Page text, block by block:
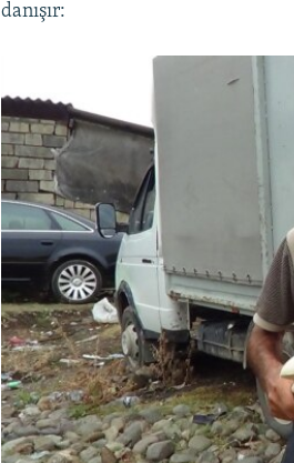
danışır: